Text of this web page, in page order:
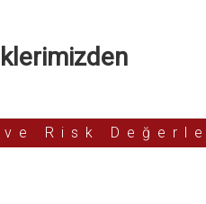
Risk